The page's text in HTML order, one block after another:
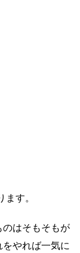
す。
はそもそもが
やれば一気に